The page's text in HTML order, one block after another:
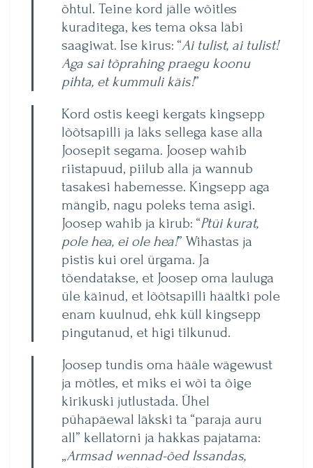
õhtul. Teine kord jälle wõitles
kuraditega, kes tema oksa läbi
saagiwat. Ise kirus: “Ai tulist, ai tulist!
Aga sai tõprahing praegu koonu
pihta, et kummuli käis!”
Kord ostis keegi kergats kingsepp
lõõtsapilli ja läks sellega kase alla
Joosepit segama. Joosep wahib
riistapuud, piilub alla ja wannub
tasakesi habemesse. Kingsepp aga
mängib, nagu poleks tema asigi.
Joosep wahib ja kirub: “Ptüi kurat,
pole hea, ei ole hea!” Wihastas ja
pistis kui orel ürgama. Ja
tõendatakse, et Joosep oma lauluga
üle käinud, et lõõtsapilli häältki pole
enam kuulnud, ehk küll kingsepp
pingutanud, et higi tilkunud.
Joosep tundis oma hääle wägewust
ja mõtles, et miks ei wõi ta õige
kirikuski jutlustada. Ühel
pühapäewal läkski ta “paraja auru
all” kellatorni ja hakkas pajatama:
„Armsad wennad-õed Issandas,